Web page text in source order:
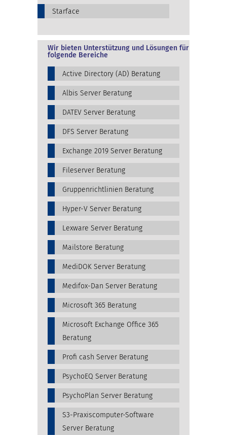
Starface
Wir bieten Unterstützung und Lösungen für
folgende Bereiche
Active Directory (AD) Beratung
Albis Server Beratung
DATEV Server Beratung
DFS Server Beratung
Exchange 2019 Server Beratung
Fileserver Beratung
Gruppenrichtlinien Beratung
Hyper-V Server Beratung
Lexware Server Beratung
Mailstore Beratung
MediDOK Server Beratung
Medifox-Dan Server Beratung
Microsoft 365 Beratung
Microsoft Exchange Office 365
Beratung
Profi cash Server Beratung
PsychoEQ Server Beratung
PsychoPlan Server Beratung
S3-Praxiscomputer-Software
Server Beratung